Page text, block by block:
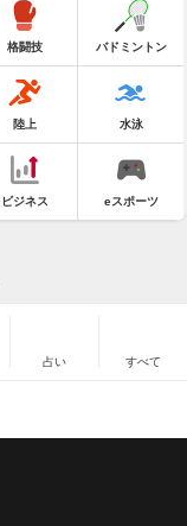
格闘技 バドミントン
陸上 水泳
ビジネス eスポーツ
占い すべて